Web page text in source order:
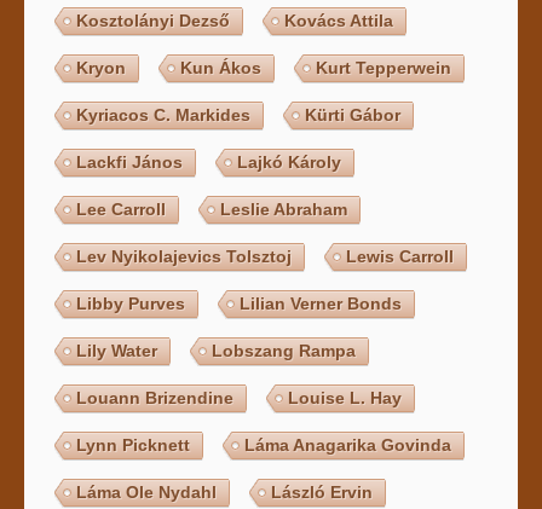
Kosztolányi Dezső Kovács Attila
Kryon Kun Ákos Kurt Tepperwein
Kyriacos C. Markides Kürti Gábor
Lackfi János Lajkó Károly
Lee Carroll Leslie Abraham
Lev Nyikolajevics Tolsztoj Lewis Carroll
Libby Purves Lilian Verner Bonds
Lily Water Lobszang Rampa
Louann Brizendine Louise L. Hay
Lynn Picknett Láma Anagarika Govinda
Láma Ole Nydahl László Ervin